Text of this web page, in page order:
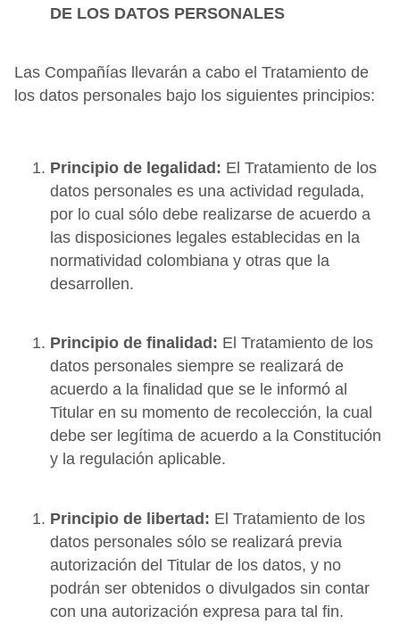
DE LOS DATOS PERSONALES
Las Compañías llevarán a cabo el Tratamiento de
los datos personales bajo los siguientes principios:
Principio de legalidad: El Tratamiento de los
datos personales es una actividad regulada,
por lo cual sólo debe realizarse de acuerdo a
las disposiciones legales establecidas en la
normatividad colombiana y otras que la
desarrollen.
Principio de finalidad: El Tratamiento de los
datos personales siempre se realizará de
acuerdo a la finalidad que se le informó al
Titular en su momento de recolección, la cual
debe ser legítima de acuerdo a la Constitución
y la regulación aplicable.
Principio de libertad: El Tratamiento de los
datos personales sólo se realizará previa
autorización del Titular de los datos, y no
podrán ser obtenidos o divulgados sin contar
con una autorización expresa para tal fin.